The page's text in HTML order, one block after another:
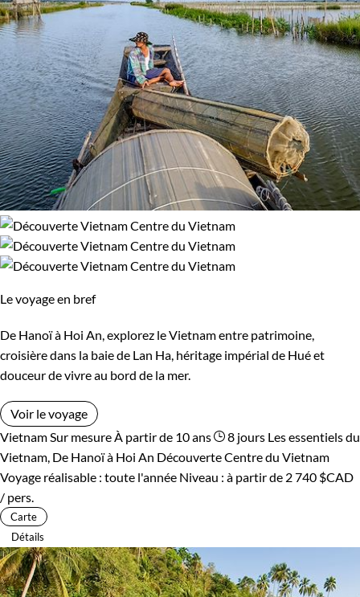
Le voyage en bref
De Hanoï à Hoi An, explorez le Vietnam entre patrimoine,
croisière dans la baie de Lan Ha, héritage impérial de Hué et
douceur de vivre au bord de la mer.
Voir le voyage
Vietnam Sur mesure À partir de 10 ans 8 jours Les essentiels du
Vietnam, De Hanoï à Hoi An Découverte Centre du Vietnam
Voyage réalisable : toute l'année Niveau : à partir de 2 740 $CAD
/ pers.
Carte
Détails